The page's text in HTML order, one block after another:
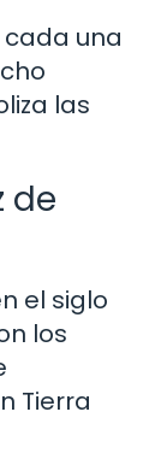
cada una
las
de
el siglo
los
Tierra